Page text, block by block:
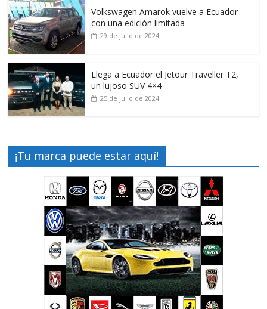
Volkswagen Amarok vuelve a Ecuador
con una edición limitada
29 de julio de 2024
Llega a Ecuador el Jetour Traveller T2,
un lujoso SUV 4×4
25 de julio de 2024
¡Tu marca puede estar aquí!